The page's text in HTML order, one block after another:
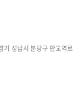
성남시 분당구 판교역로